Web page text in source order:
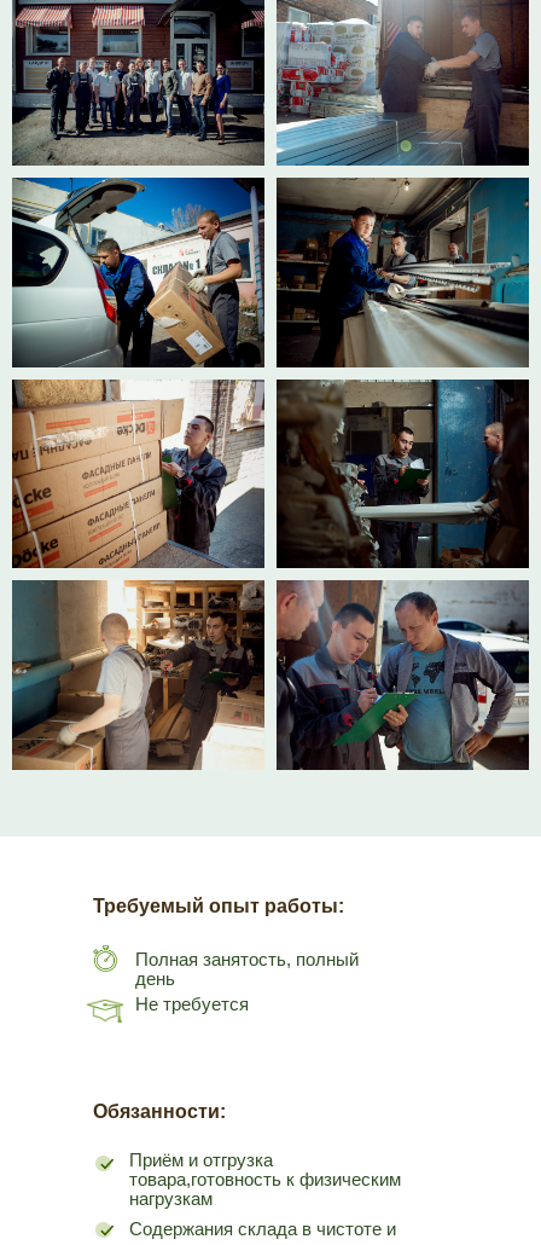
Требуемый опыт работы:
Полная занятость, полный
день
Не требуется
Приём и отгрузка
товара,готовность к физическим
нагрузкам
Обязанности:
Содержания склада в чистоте и